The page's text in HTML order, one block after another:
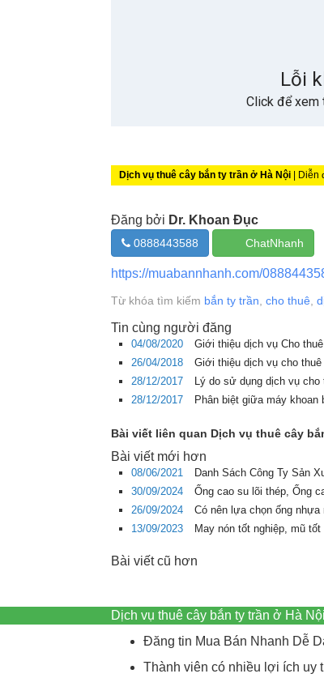
Dịch vụ thuê cây bắn ty trần ở Hà Nội | Diễn
Đăng bởi Dr. Khoan Đục
0888443588 ChatNhanh
https://muabannhanh.com/
Từ khóa tìm kiếm bắn ty trần cho thuê
Tin cùng người đăng
04/08/2020 Giới thiệu dịch vụ Cho
26/04/2018
Giới thiệu dịch vụ cho
28/12/2017
Lý do sử dụng dịch vụ
28/12/2017
Phân biệt giữa máy khoan
Bài viết liên quan Dịch vụ thuê cây
Bài viết mới hơn
08/06/2021 Danh Sách Công Ty Sản
30/09/2024
Ống cao su lõi thép, Ống
26/09/2024
Có nên lựa chọn ống
13/09/2023
May nón tốt nghiệp, mũ
Bài viết cũ hơn
Dịch vụ thuê cây bắn ty trần ở Hà
Đăng tin Mua Bán Nhanh Dễ
Thành viên có nhiều lợi ích uy